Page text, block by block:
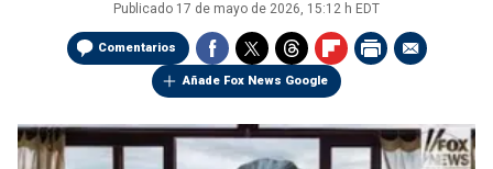
Publicado 17 de mayo de 2026, 15:12 h EDT
Comentarios
Añade Fox News Google